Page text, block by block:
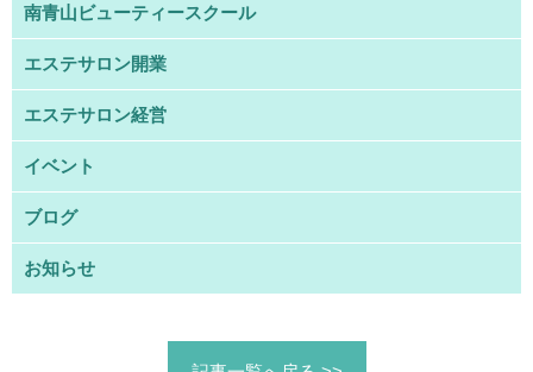
南青山ビューティースクール
エステサロン開業
エステサロン経営
イベント
ブログ
お知らせ